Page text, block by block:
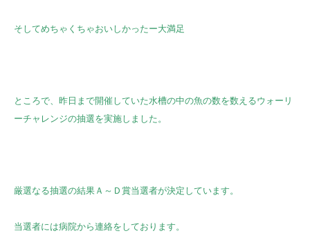
そしてめちゃくちゃおいしかったー大満足
ところで、昨日まで開催していた水槽の中の魚の数を数えるウォーリ
ーチャレンジの抽選を実施しました。
厳選なる抽選の結果Ａ～Ｄ賞当選者が決定しています。
当選者には病院から連絡をしております。